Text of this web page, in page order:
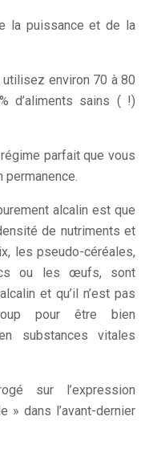
la puissance et de la
environ 70 à 80
d’aliments sains ( !)
parfait que vous
permanence.
alcalin est que
de nutriments et
les pseudo-céréales,
ou les œufs, sont
et qu’il n’est pas
pour être bien
substances vitales
sur l’expression
» dans l’avant-dernier